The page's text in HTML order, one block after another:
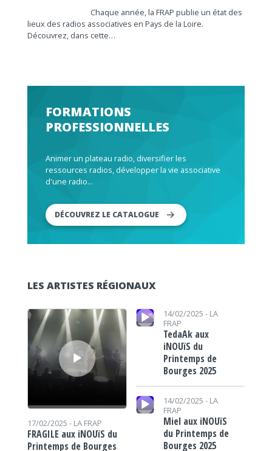
Chaque année, la FRAP publie un état des
lieux des radios associatives en Pays de la Loire.
Découvrez, dans cette…
FORMATIONS
PROFESSIONNELLES
Animer un plateau radio, diversifier les
ressources radios, développer la vie associative
d'une radio...
DÉCOUVREZ LE CATALOGUE
LES ARTISTES RÉGIONAUX
Lecteur audio
17/02/2025 - LA FRAP
FRAGILE aux iNOUïS du
Printemps de Bourges
Lecteur audio 14/02/2025 - LA
FRAP
TedaAk aux
iNOUïS du
Printemps de
Bourges 2025
Lecteur audio
14/02/2025 - LA
FRAP
Miel aux iNOUïS
du Printemps de
Bourges 2025